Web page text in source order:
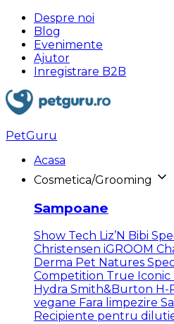
Despre noi
Blog
Evenimente
Ajutor
Inregistrare B2B
PetGuru
Acasa
Cosmetica/Grooming
Sampoane
Show Tech Liz’N Bibi
Christensen iGROOM
Derma Pet Natures
Competition True Iconic
Hydra Smith&Burton H-
vegane Fara limpezire
Recipiente pentru